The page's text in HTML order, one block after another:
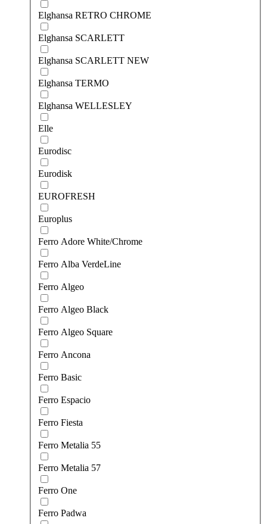
Elghansa RETRO CHROME
Elghansa SCARLETT
Elghansa SCARLETT NEW
Elghansa TERMO
Elghansa WELLESLEY
Elle
Eurodisc
Eurodisk
EUROFRESH
Europlus
Ferro Adore White/Chrome
Ferro Alba VerdeLine
Ferro Algeo
Ferro Algeo Black
Ferro Algeo Square
Ferro Ancona
Ferro Basic
Ferro Espacio
Ferro Fiesta
Ferro Metalia 55
Ferro Metalia 57
Ferro One
Ferro Padwa